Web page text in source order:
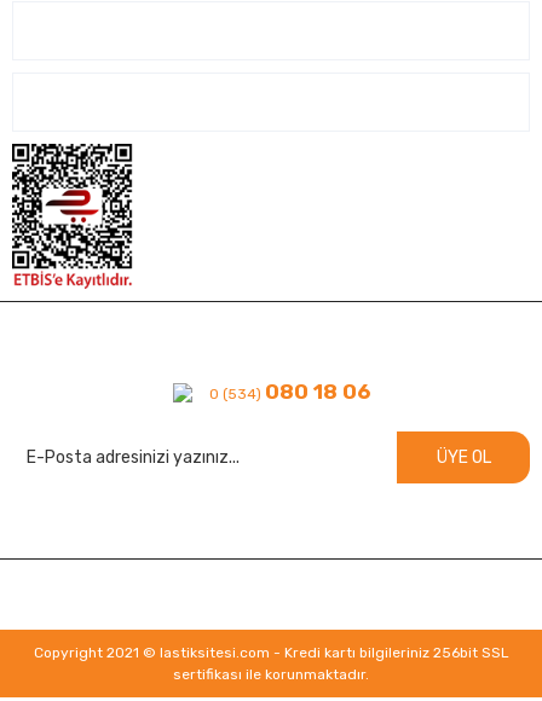
0 (534) 080 18 06
ÜYE OL
Copyright 2021 © lastiksitesi.com - Kredi kartı bilgileriniz 256bit SSL
sertifikası ile korunmaktadır.